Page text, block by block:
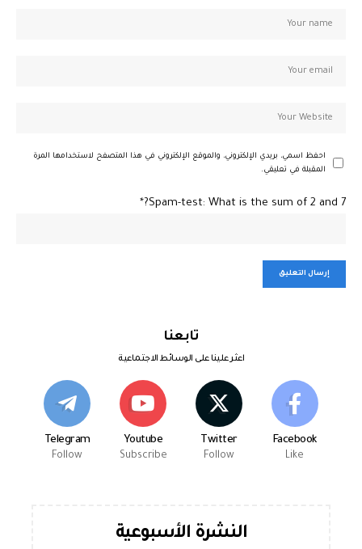
احفظ اسمي، بريدي الإلكتروني، والموقع الإلكتروني في هذا المتصفح لاستخدامها المرة
المقبلة في تعليقي.
Spam-test: What is the sum of 2 and 7?*
تابعنا
اعثر علينا على الوسائط الاجتماعية
Facebook
Like
Twitter
Follow
Youtube
Subscribe
Telegram
Follow
النشرة الأسبوعية